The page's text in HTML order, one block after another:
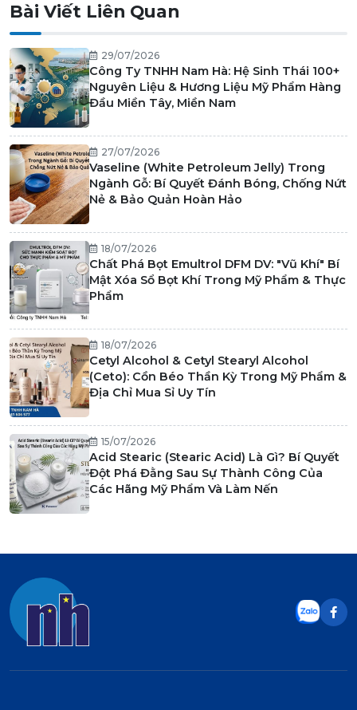
Bài Viết Liên Quan
29/07/2026
Công Ty TNHH Nam Hà: Hệ Sinh Thái 100+
Nguyên Liệu & Hương Liệu Mỹ Phẩm Hàng
Đầu Miền Tây, Miền Nam
27/07/2026
Vaseline (White Petroleum Jelly) Trong
Ngành Gỗ: Bí Quyết Đánh Bóng, Chống Nứt
Nẻ & Bảo Quản Hoàn Hảo
18/07/2026
Chất Phá Bọt Emultrol DFM DV: "Vũ Khí" Bí
Mật Xóa Sổ Bọt Khí Trong Mỹ Phẩm & Thực
Phẩm
18/07/2026
Cetyl Alcohol & Cetyl Stearyl Alcohol
(Ceto): Cồn Béo Thần Kỳ Trong Mỹ Phẩm &
Địa Chỉ Mua Sỉ Uy Tín
15/07/2026
Acid Stearic (Stearic Acid) Là Gì? Bí Quyết
Đột Phá Đằng Sau Sự Thành Công Của
Các Hãng Mỹ Phẩm Và Làm Nến